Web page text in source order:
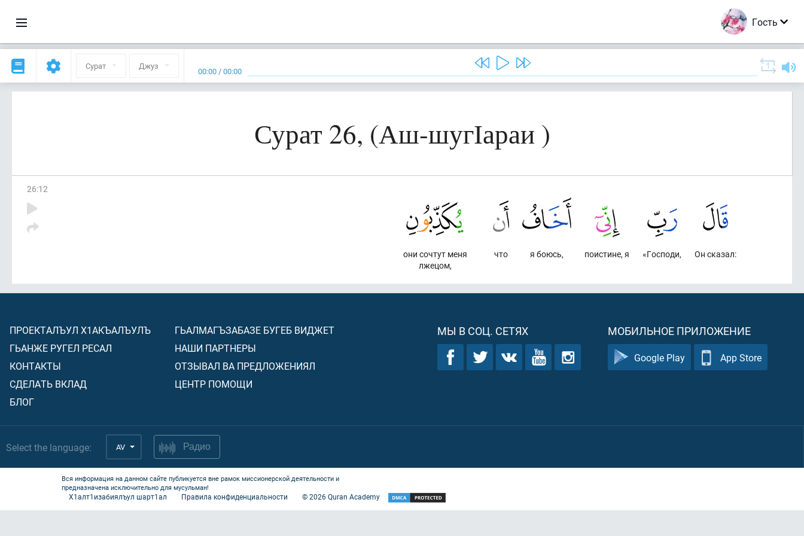
Гость
Сурат Джуз 00:00 /00:00
Сурат 26, (Аш-шугІараи )
26:12
Он сказал:
«Господи,
поистине, я
я боюсь,
что
они сочтут меня
лжецом,
ПРОЕКТАЛЪУЛ Х1АКЪАЛЪУЛЪ
ГЬАНЖЕ РУГЕЛ РЕСАЛ
КОНТАКТЫ
СДЕЛАТЬ ВКЛАД
БЛОГ
ГЬАЛМАГЪЗАБАЗЕ БУГЕБ ВИДЖЕТ
НАШИ ПАРТНЕРЫ
ОТЗЫВАЛ ВА ПРЕДЛОЖЕНИЯЛ
ЦЕНТР ПОМОЩИ
МЫ В СОЦ. СЕТЯХ МОБИЛЬНОЕ ПРИЛОЖЕНИЕ
Google Play App Store
Select the language: AV Радио
Вся информация на данном сайте публикуется вне рамок миссионерской деятельности и
предназначена исключительно для мусульман!
Х1алт1изабиялъул шарт1ал Правила конфиденциальности ©2026Quran Academy